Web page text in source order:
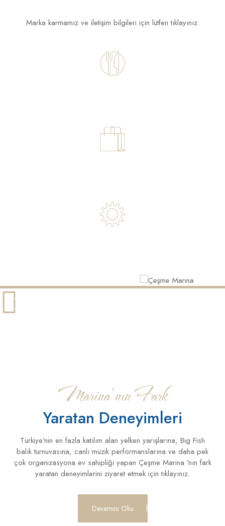
Marka karmamız ve iletişim bilgileri için lütfen tıklayınız.
Marina’nın Fark
Yaratan Deneyimleri
Türkiye'nin en fazla katılım alan yelken yarışlarına, Big Fish
balık turnuvasına, canlı müzik performanslarına ve daha pek
çok organizasyona ev sahipliği yapan Çeşme Marina 'nın fark
yaratan deneyimlerini ziyaret etmek için tıklayınız.
Devamını Oku